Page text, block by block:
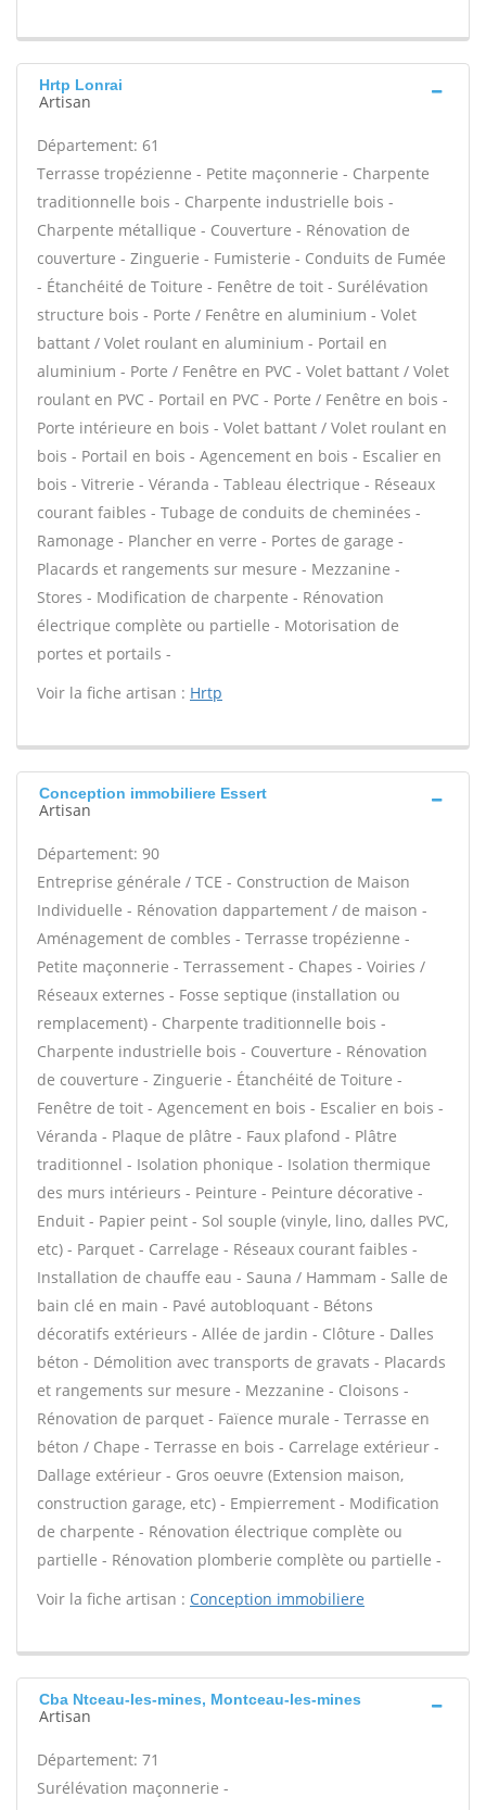
Hrtp Lonrai
Artisan
Département: 61
Terrasse tropézienne - Petite maçonnerie - Charpente
traditionnelle bois - Charpente industrielle bois -
Charpente métallique - Couverture - Rénovation de
couverture - Zinguerie - Fumisterie - Conduits de Fumée
- Étanchéité de Toiture - Fenêtre de toit - Surélévation
structure bois - Porte / Fenêtre en aluminium - Volet
battant / Volet roulant en aluminium - Portail en
aluminium - Porte / Fenêtre en PVC - Volet battant / Volet
roulant en PVC - Portail en PVC - Porte / Fenêtre en bois -
Porte intérieure en bois - Volet battant / Volet roulant en
bois - Portail en bois - Agencement en bois - Escalier en
bois - Vitrerie - Véranda - Tableau électrique - Réseaux
courant faibles - Tubage de conduits de cheminées -
Ramonage - Plancher en verre - Portes de garage -
Placards et rangements sur mesure - Mezzanine -
Stores - Modification de charpente - Rénovation
électrique complète ou partielle - Motorisation de
portes et portails -
Voir la fiche artisan : Hrtp
Conception immobiliere Essert
Artisan
Département: 90
Entreprise générale / TCE - Construction de Maison
Individuelle - Rénovation dappartement / de maison -
Aménagement de combles - Terrasse tropézienne -
Petite maçonnerie - Terrassement - Chapes - Voiries /
Réseaux externes - Fosse septique (installation ou
remplacement) - Charpente traditionnelle bois -
Charpente industrielle bois - Couverture - Rénovation
de couverture - Zinguerie - Étanchéité de Toiture -
Fenêtre de toit - Agencement en bois - Escalier en bois -
Véranda - Plaque de plâtre - Faux plafond - Plâtre
traditionnel - Isolation phonique - Isolation thermique
des murs intérieurs - Peinture - Peinture décorative -
Enduit - Papier peint - Sol souple (vinyle, lino, dalles PVC,
etc) - Parquet - Carrelage - Réseaux courant faibles -
Installation de chauffe eau - Sauna / Hammam - Salle de
bain clé en main - Pavé autobloquant - Bétons
décoratifs extérieurs - Allée de jardin - Clôture - Dalles
béton - Démolition avec transports de gravats - Placards
et rangements sur mesure - Mezzanine - Cloisons -
Rénovation de parquet - Faïence murale - Terrasse en
béton / Chape - Terrasse en bois - Carrelage extérieur -
Dallage extérieur - Gros oeuvre (Extension maison,
construction garage, etc) - Empierrement - Modification
de charpente - Rénovation électrique complète ou
partielle - Rénovation plomberie complète ou partielle -
Voir la fiche artisan : Conception immobiliere
Cba Ntceau-les-mines, Montceau-les-mines
Artisan
Département: 71
Surélévation maçonnerie -